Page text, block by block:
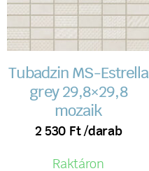
Tubadzin MS-Estrella
grey 29,8×29,8
mozaik
2 530 Ft /darab
Raktáron